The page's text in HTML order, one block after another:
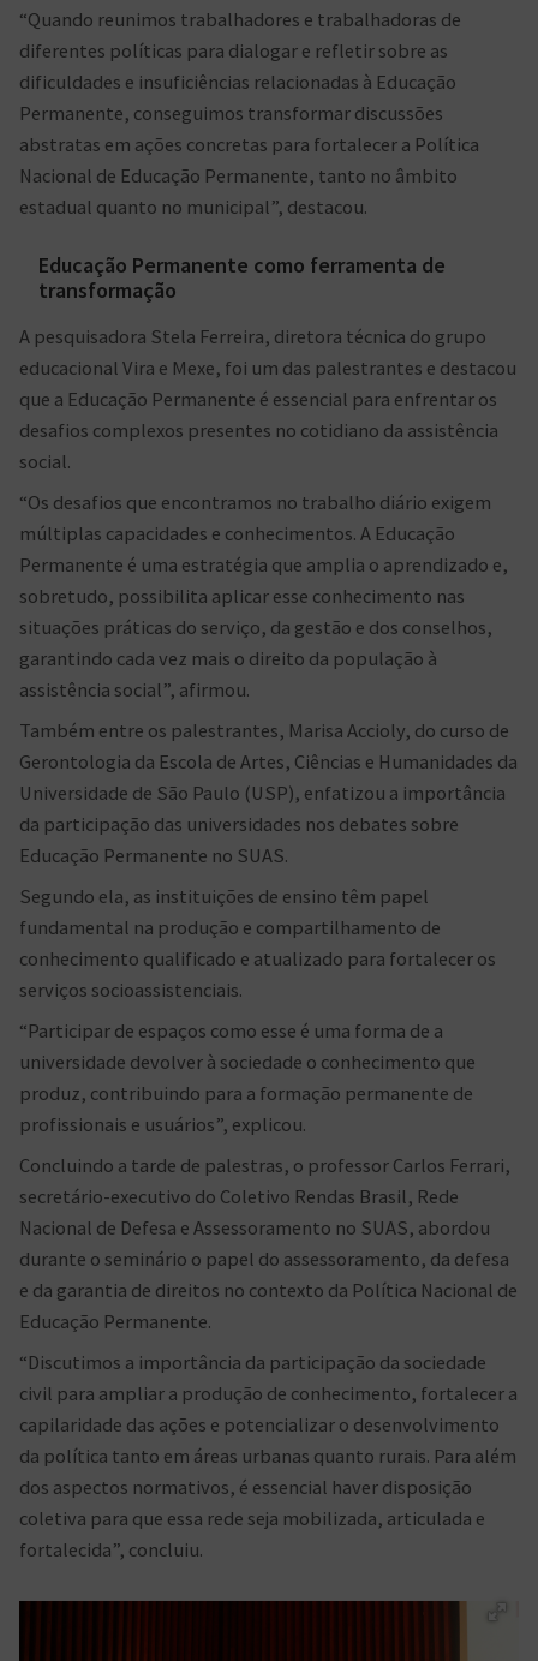
“Quando reunimos trabalhadores e trabalhadoras de
diferentes políticas para dialogar e refletir sobre as
dificuldades e insuficiências relacionadas à Educação
Permanente, conseguimos transformar discussões
abstratas em ações concretas para fortalecer a Política
Nacional de Educação Permanente, tanto no âmbito
estadual quanto no municipal”, destacou.
Educação Permanente como ferramenta de
transformação
A pesquisadora Stela Ferreira, diretora técnica do grupo
educacional Vira e Mexe, foi um das palestrantes e destacou
que a Educação Permanente é essencial para enfrentar os
desafios complexos presentes no cotidiano da assistência
social.
“Os desafios que encontramos no trabalho diário exigem
múltiplas capacidades e conhecimentos. A Educação
Permanente é uma estratégia que amplia o aprendizado e,
sobretudo, possibilita aplicar esse conhecimento nas
situações práticas do serviço, da gestão e dos conselhos,
garantindo cada vez mais o direito da população à
assistência social”, afirmou.
Também entre os palestrantes, Marisa Accioly, do curso de
Gerontologia da Escola de Artes, Ciências e Humanidades da
Universidade de São Paulo (USP), enfatizou a importância
da participação das universidades nos debates sobre
Educação Permanente no SUAS.
Segundo ela, as instituições de ensino têm papel
fundamental na produção e compartilhamento de
conhecimento qualificado e atualizado para fortalecer os
serviços socioassistenciais.
“Participar de espaços como esse é uma forma de a
universidade devolver à sociedade o conhecimento que
produz, contribuindo para a formação permanente de
profissionais e usuários”, explicou.
Concluindo a tarde de palestras, o professor Carlos Ferrari,
secretário-executivo do Coletivo Rendas Brasil, Rede
Nacional de Defesa e Assessoramento no SUAS, abordou
durante o seminário o papel do assessoramento, da defesa
e da garantia de direitos no contexto da Política Nacional de
Educação Permanente.
“Discutimos a importância da participação da sociedade
civil para ampliar a produção de conhecimento, fortalecer a
capilaridade das ações e potencializar o desenvolvimento
da política tanto em áreas urbanas quanto rurais. Para além
dos aspectos normativos, é essencial haver disposição
coletiva para que essa rede seja mobilizada, articulada e
fortalecida”, concluiu.